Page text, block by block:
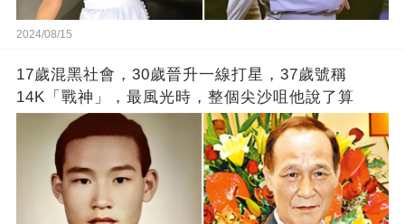
2024/08/15
17歲混黑社會，30歲晉升一線打星，37歲號稱
14K「戰神」，最風光時，整個尖沙咀他說了算